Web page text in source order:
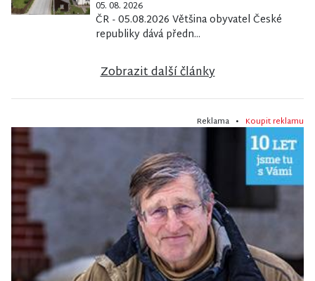
05. 08. 2026
ČR - 05.08.2026 Většina obyvatel České
republiky dává předn...
Zobrazit další články
Reklama • Koupit reklamu